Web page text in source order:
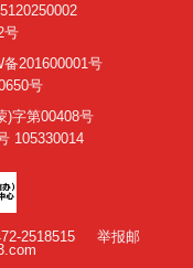
号
201600001号
号
)字第00408号
105330014
2518515
举报邮